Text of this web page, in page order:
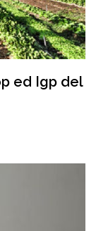
ed Igp del